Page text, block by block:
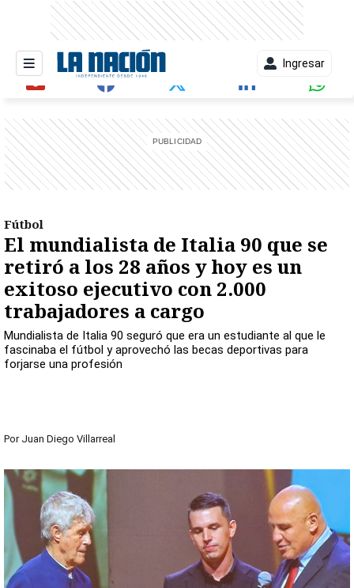
Ingresar
Fútbol
El mundialista de Italia 90 que se
retiró a los 28 años y hoy es un
exitoso ejecutivo con 2.000
trabajadores a cargo
Mundialista de Italia 90 seguró que era un estudiante al que le
fascinaba el fútbol y aprovechó las becas deportivas para
forjarse una profesión
Por Juan Diego Villarreal